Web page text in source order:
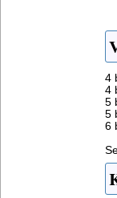
4
4
5
5
6